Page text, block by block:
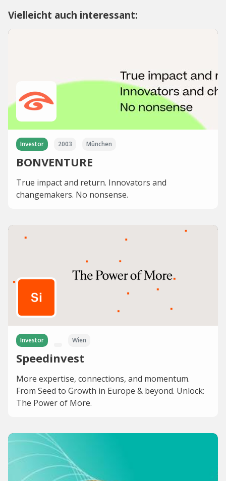
Vielleicht auch interessant:
Investor 2003 München
BONVENTURE
True impact and return. Innovators and
changemakers. No nonsense.
Investor Wien
Speedinvest
More expertise, connections, and momentum.
From Seed to Growth in Europe & beyond. Unlock:
The Power of More.